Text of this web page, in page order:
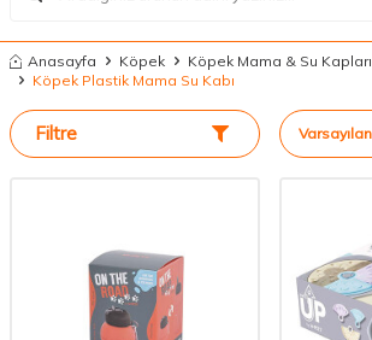
Anasayfa Köpek
Köpek Mama & Su Kapları
Köpek Plastik Mama Su Kabı
Filtre